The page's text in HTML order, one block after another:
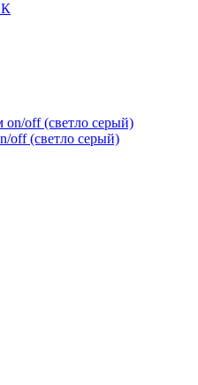
off (светло серый)